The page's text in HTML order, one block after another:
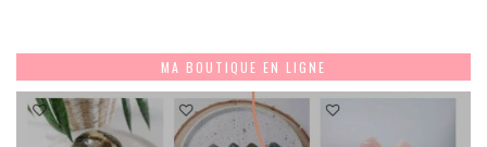
MA BOUTIQUE EN LIGNE